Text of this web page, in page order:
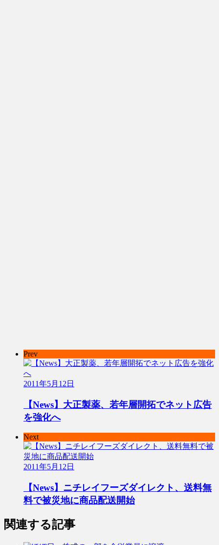
Prev
2011年5月12日
【News】大正製薬、若年層開拓でネット広告
を強化へ
Next
2011年5月12日
【News】ニチレイフーズダイレクト、送料無
料で被災地に商品配送開始
関連する記事